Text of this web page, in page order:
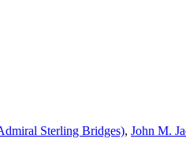
Sterling Bridges), John M.